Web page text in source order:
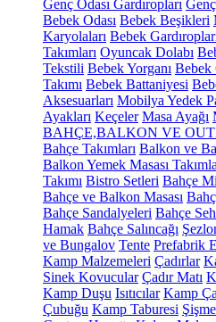
Genç Odası Gardıropları
Bebek Odası Bebek Beşikleri
Karyolaları Bebek
Takımları Oyuncak Dolabı
Tekstili Bebek Yorganı Bebek
Takımı Bebek Battaniyesi
Aksesuarları Mobilya Yedek
Ayakları Keçeler Masa Ayağı
BAHÇE,BALKON VE
Bahçe Takımları Balkon ve
Balkon Yemek Masası
Takımı Bistro Setleri Bahçe
Bahçe ve Balkon Masası
Bahçe Sandalyeleri Bahçe
Hamak Bahçe Salıncağı
ve Bungalov Tente Prefabrik
Kamp Malzemeleri Çadırlar
Sinek Kovucular Çadır Matı
Kamp Duşu Isıtıcılar Kamp
Çubuğu Kamp Taburesi